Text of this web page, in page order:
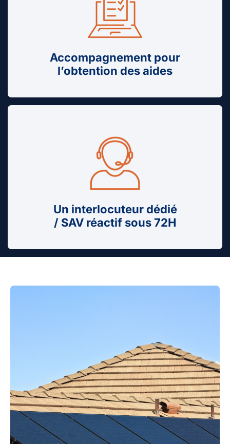
Accompagnement pour
l’obtention des aides
Un interlocuteur dédié
/ SAV réactif sous 72H